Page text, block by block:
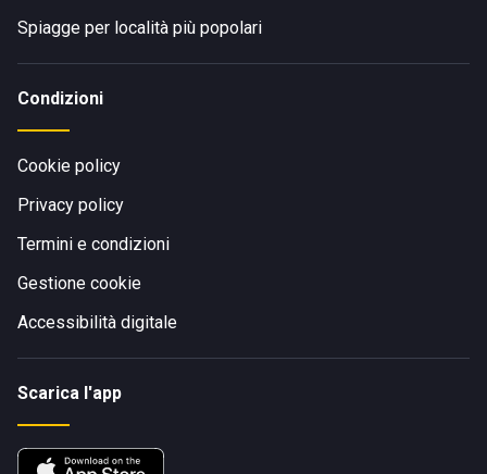
Spiagge per località più popolari
Condizioni
Cookie policy
Privacy policy
Termini e condizioni
Gestione cookie
Accessibilità digitale
Scarica l'app